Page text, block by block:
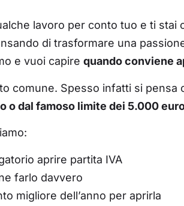
lavoro per conto tuo e ti stai
di trasformare una
e vuoi capire quando conviene
comune. Spesso infatti si pensa
o dal famoso limite dei 5.000
aprire partita IVA
farlo davvero
migliore dell’anno per aprirla